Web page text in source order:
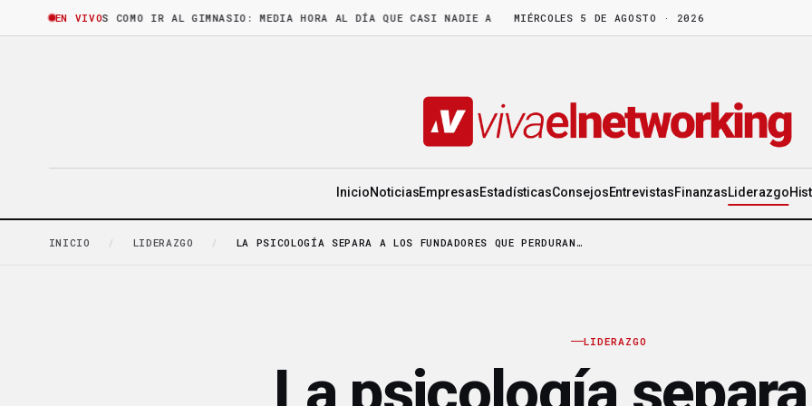
EN VIVO
LEER ES COMO IR AL GIMNASIO: MEDIA HORA AL DÍA QUE CASI NADIE APARTA LA CEO DE ORIFLAME: «DISFRUTA DE LA GENTE
MIÉRCOLES 5 DE AGOSTO · 2026
InicioNoticiasEmpresasEstadísticasConsejosEntrevistasFinanzasLiderazgo
INICIO / LIDERAZGO / LA PSICOLOGÍA SEPARA A LOS FUNDADORES QUE PERDURAN…
LIDERAZGO